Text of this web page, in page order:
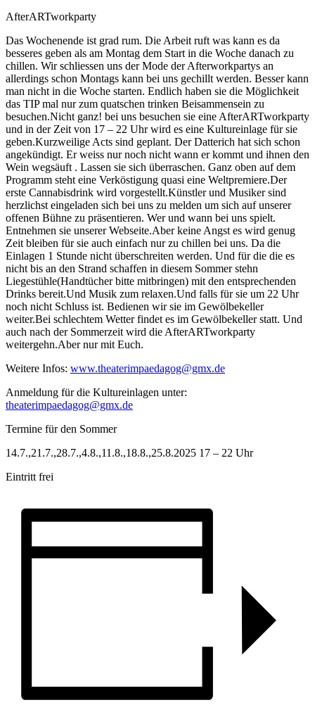
AfterARTworkparty
Das Wochenende ist grad rum. Die Arbeit ruft was kann es da
besseres geben als am Montag dem Start in die Woche danach zu
chillen. Wir schliessen uns der Mode der Afterworkpartys an
allerdings schon Montags kann bei uns gechillt werden. Besser kann
man nicht in die Woche starten. Endlich haben sie die Möglichkeit
das TIP mal nur zum quatschen trinken Beisammensein zu
besuchen.Nicht ganz! bei uns besuchen sie eine AfterARTworkparty
und in der Zeit von 17 – 22 Uhr wird es eine Kultureinlage für sie
geben.Kurzweilige Acts sind geplant. Der Datterich hat sich schon
angekündigt. Er weiss nur noch nicht wann er kommt und ihnen den
Wein wegsäuft . Lassen sie sich überraschen. Ganz oben auf dem
Programm steht eine Verköstigung quasi eine Weltpremiere.Der
erste Cannabisdrink wird vorgestellt.Künstler und Musiker sind
herzlichst eingeladen sich bei uns zu melden um sich auf unserer
offenen Bühne zu präsentieren. Wer und wann bei uns spielt.
Entnehmen sie unserer Webseite.Aber keine Angst es wird genug
Zeit bleiben für sie auch einfach nur zu chillen bei uns. Da die
Einlagen 1 Stunde nicht überschreiten werden. Und für die die es
nicht bis an den Strand schaffen in diesem Sommer stehn
Liegestühle(Handtücher bitte mitbringen) mit den entsprechenden
Drinks bereit.Und Musik zum relaxen.Und falls für sie um 22 Uhr
noch nicht Schluss ist. Bedienen wir sie im Gewölbekeller
weiter.Bei schlechtem Wetter findet es im Gewölbekeller statt. Und
auch nach der Sommerzeit wird die AfterARTworkparty
weitergehn.Aber nur mit Euch.
Weitere Infos: www.theaterimpaedagog@gmx.de
Anmeldung für die Kultureinlagen unter:
theaterimpaedagog@gmx.de
Termine für den Sommer
14.7.,21.7.,28.7.,4.8.,11.8.,18.8.,25.8.2025 17 – 22 Uhr
Eintritt frei